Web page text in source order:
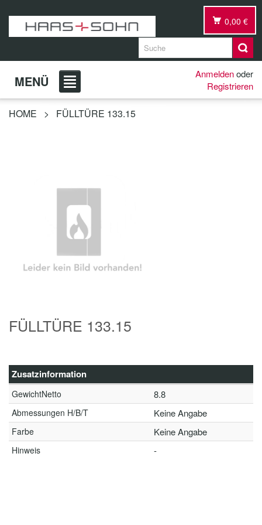
0,00 €
MENÜ Anmeldenoder
Registrieren
HOME > FÜLLTÜRE 133.15
FÜLLTÜRE 133.15
Zusatzinformation
GewichtNetto 8.8
Abmessungen H/B/T Keine Angabe
Farbe Keine Angabe
Hinweis -